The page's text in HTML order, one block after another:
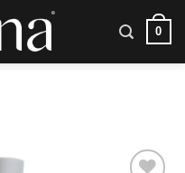
0